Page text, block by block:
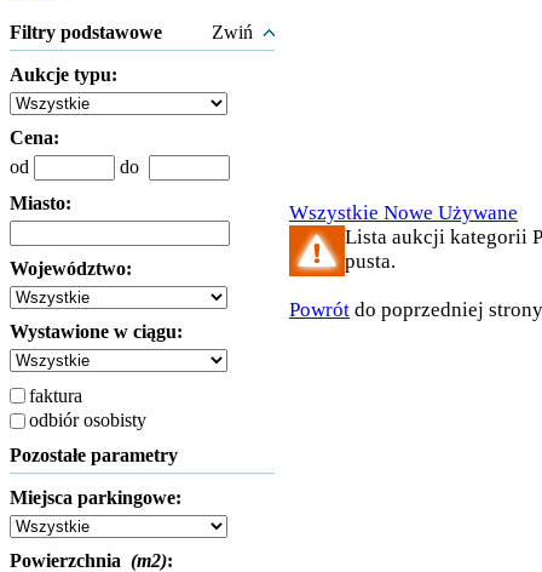
Filtry podstawowe Zwiń
Aukcje typu:
Cena:
od
do
Miasto:
Województwo:
Wystawione w ciągu:
faktura
odbiór osobisty
Pozostałe parametry
Miejsca parkingowe:
Powierzchnia (m2):
Wszystkie Nowe Używane
Lista aukcji kategorii
pusta.
Powrót do poprzedniej